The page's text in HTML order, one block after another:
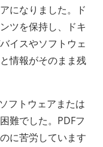
になりました。ド
ツを保持し、ドキ
イスやソフトウェ
情報がそのまま残
フトウェアまたは
難でした。PDFフ
に苦労しています